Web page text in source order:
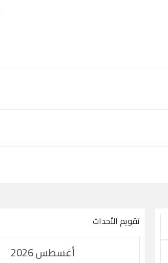
تقويم الأحداث
أغسطس 2026